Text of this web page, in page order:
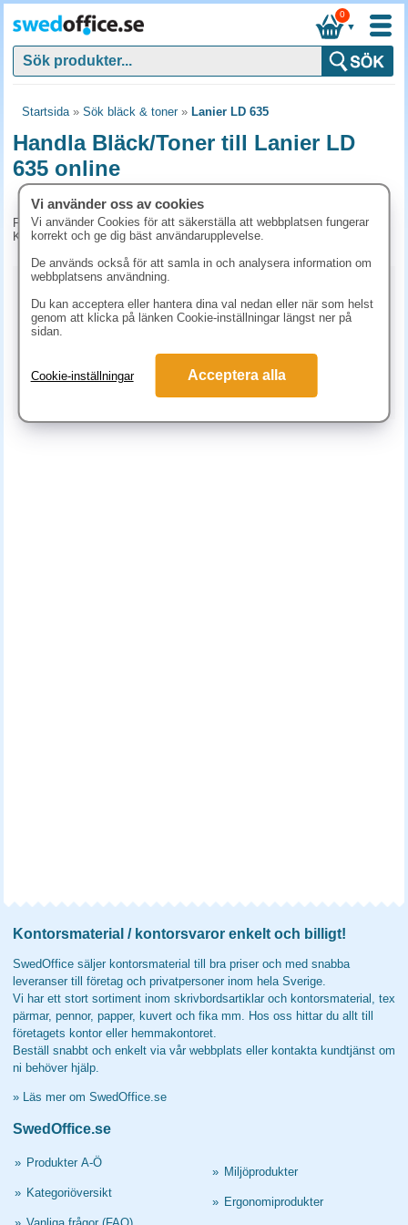
▼
0
Startsida» Sök bläck & toner» Lanier LD 635
Handla Bläck/Toner till Lanier LD
635 online
För tillfället har vi inga produkter kopplade till denna maskin.
Kontakta kundtjänst på tel. 08-24 50 55 för mer information.
Vitt papper Färgat papper Premiumpapper
Laserark och BG-talonger
Kontorsmaterial / kontorsvaror enkelt och billigt!
SwedOffice säljer kontorsmaterial till bra priser och med snabba
leveranser till företag och privatpersoner inom hela Sverige.
Vi har ett stort sortiment inom skrivbordsartiklar och kontorsmaterial, tex
pärmar, pennor, papper, kuvert och fika mm. Hos oss hittar du allt till
företagets kontor eller hemmakontoret.
Beställ snabbt och enkelt via vår webbplats eller kontakta kundtjänst om
ni behöver hjälp.
» Läs mer om SwedOffice.se
SwedOffice.se
» Produkter A-Ö
» Kategoriöversikt
» Miljöprodukter
» Ergonomiprodukter
Vi använder oss av cookies
Vi använder Cookies för att säkerställa att webbplatsen fungerar
korrekt och ge dig bäst användarupplevelse.
De används också för att samla in och analysera information om
webbplatsens användning.
Du kan acceptera eller hantera dina val nedan eller när som helst
genom att klicka på länken Cookie-inställningar längst ner på
sidan.
Cookie-inställningar Acceptera alla